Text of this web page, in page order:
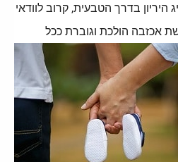
בדרך הטבעית, קרוב לוודאי
אכזבה הולכת וגוברת ככל